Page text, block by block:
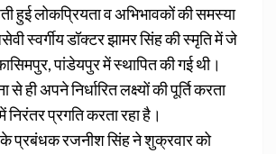
हुई लोकप्रियता व अभिभावकों की समस्या
स्वर्गीय डॉक्टर झामर सिंह की स्मृति में जे
पांडेयपुर में स्थापित की गई थी।
से ही अपने निर्धारित लक्ष्यों की पूर्ति करता
निरंतर प्रगति करता रहा है।
के प्रबंधक रजनीश सिंह ने शुक्रवार को